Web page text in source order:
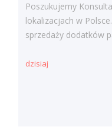
Poszukujemy
lokalizacjach w
sprzedaży dodatków
dzisiaj